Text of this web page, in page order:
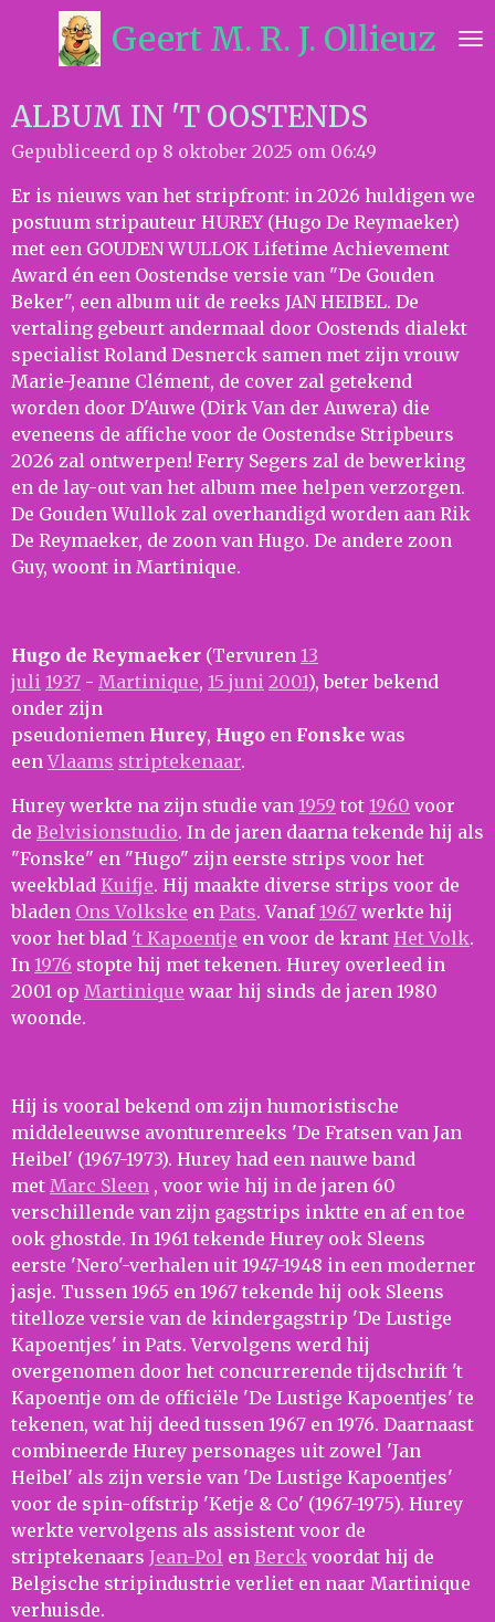
de
hoofdinhoud
Geert M. R. J. Ollieuz
ALBUM IN 'T OOSTENDS
Gepubliceerd op 8 oktober 2025 om 06:49
Er is nieuws van het stripfront: in 2026 huldigen we
postuum stripauteur HUREY (Hugo De Reymaeker)
met een GOUDEN WULLOK Lifetime Achievement
Award én een Oostendse versie van "De Gouden
Beker", een album uit de reeks JAN HEIBEL. De
vertaling gebeurt andermaal door Oostends dialekt
specialist Roland Desnerck samen met zijn vrouw
Marie-Jeanne Clément, de cover zal getekend
worden door D'Auwe (Dirk Van der Auwera) die
eveneens de affiche voor de Oostendse Stripbeurs
2026 zal ontwerpen! Ferry Segers zal de bewerking
en de lay-out van het album mee helpen verzorgen.
De Gouden Wullok zal overhandigd worden aan Rik
De Reymaeker, de zoon van Hugo. De andere zoon
Guy, woont in Martinique.
Hugo de Reymaeker (Tervuren 13
juli 1937 - Martinique, 15 juni 2001), beter bekend
onder zijn
pseudoniemen Hurey, Hugo en Fonske was
een Vlaams striptekenaar.
Hurey werkte na zijn studie van 1959 tot 1960 voor
de Belvisionstudio. In de jaren daarna tekende hij als
"Fonske" en "Hugo" zijn eerste strips voor het
weekblad Kuifje. Hij maakte diverse strips voor de
bladen Ons Volkske en Pats. Vanaf 1967 werkte hij
voor het blad 't Kapoentje en voor de krant Het Volk.
In 1976 stopte hij met tekenen. Hurey overleed in
2001 op Martinique waar hij sinds de jaren 1980
woonde.
Hij is vooral bekend om zijn humoristische
middeleeuwse avonturenreeks 'De Fratsen van Jan
Heibel' (1967-1973). Hurey had een nauwe band
met Marc Sleen , voor wie hij in de jaren 60
verschillende van zijn gagstrips inktte en af ​​en toe
ook ghostde. In 1961 tekende Hurey ook Sleens
eerste 'Nero'-verhalen uit 1947-1948 in een moderner
jasje. Tussen 1965 en 1967 tekende hij ook Sleens
titelloze versie van de kindergagstrip 'De Lustige
Kapoentjes' in Pats. Vervolgens werd hij
overgenomen door het concurrerende tijdschrift 't
Kapoentje om de officiële 'De Lustige Kapoentjes' te
tekenen, wat hij deed tussen 1967 en 1976. Daarnaast
combineerde Hurey personages uit zowel 'Jan
Heibel' als zijn versie van 'De Lustige Kapoentjes'
voor de spin-offstrip 'Ketje & Co' (1967-1975). Hurey
werkte vervolgens als assistent voor de
striptekenaars Jean-Pol en Berck voordat hij de
Belgische stripindustrie verliet en naar Martinique
verhuisde.